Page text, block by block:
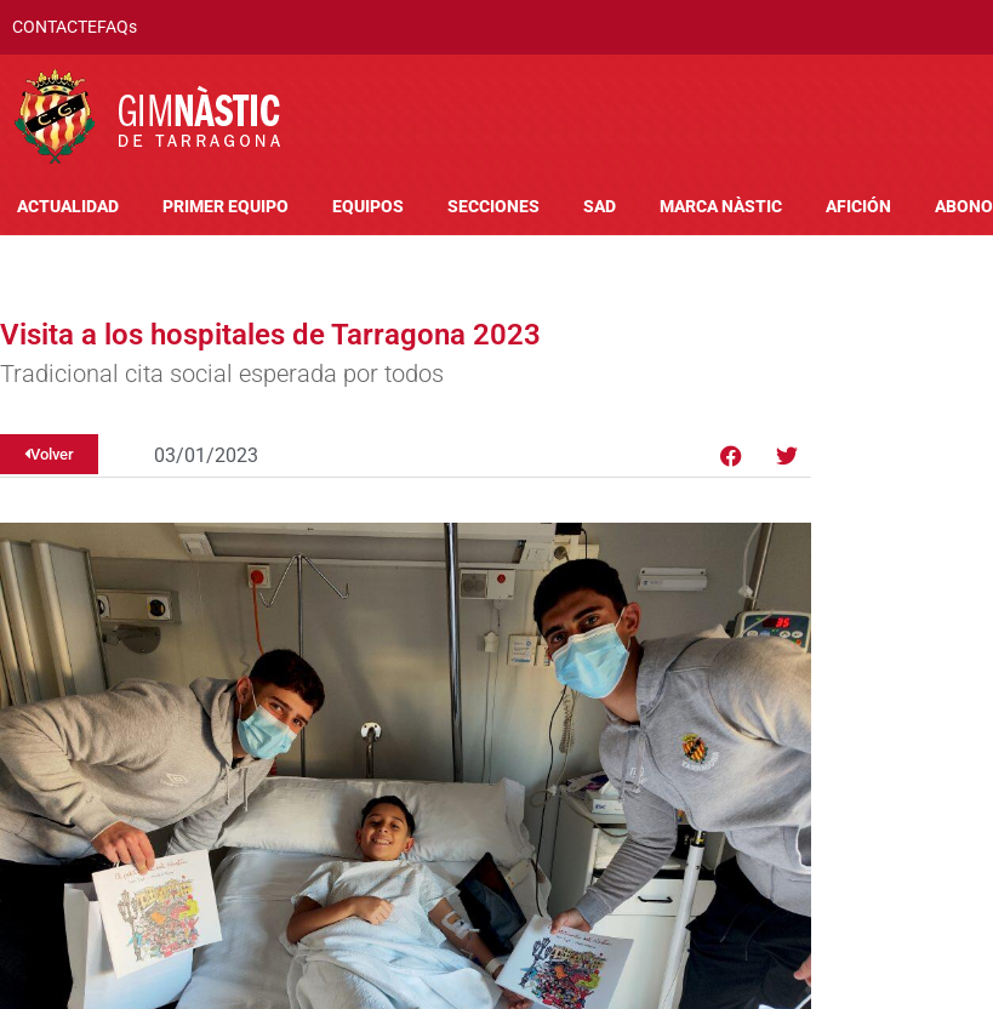
CONTACTEFAQs
ACTUALIDAD PRIMER EQUIPO EQUIPOS SECCIONES SAD MARCA NÀSTIC AFICIÓN ABONO
Visita a los hospitales de Tarragona 2023
Tradicional cita social esperada por todos
Volver 03/01/2023